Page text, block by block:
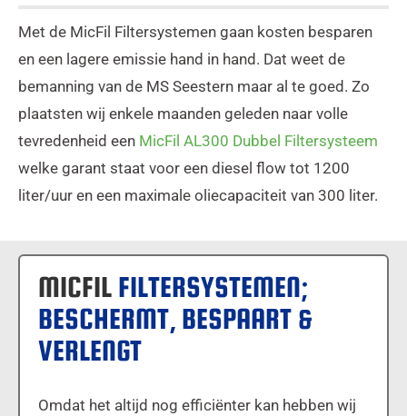
Met de MicFil Filtersystemen gaan kosten besparen
en een lagere emissie hand in hand. Dat weet de
bemanning van de MS Seestern maar al te goed. Zo
plaatsten wij enkele maanden geleden naar volle
tevredenheid een MicFil AL300 Dubbel Filtersysteem
welke garant staat voor een diesel flow tot 1200
liter/uur en een maximale oliecapaciteit van 300 liter.
MICFIL FILTERSYSTEMEN;
BESCHERMT, BESPAART &
VERLENGT
Omdat het altijd nog efficiënter kan hebben wij